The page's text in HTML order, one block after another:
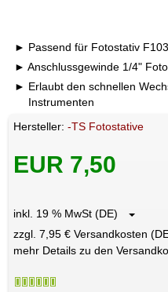
Passend für Fotostativ F103
Anschlussgewinde 1/4"
Erlaubt den schnellen
Instrumenten
Hersteller:-TS Fotostative
EUR 7,50
inkl. 19 % MwSt (DE)
zzgl. 7,95 € Versandkosten
mehr Details zu den